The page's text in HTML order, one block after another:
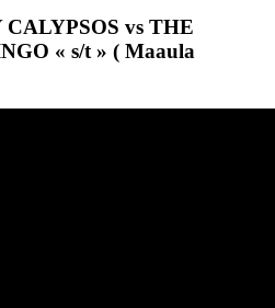
vs THE
« s/t » ( Maaula